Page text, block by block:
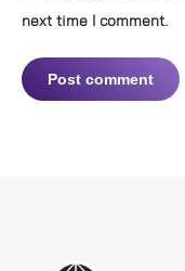
next time I comment.
Post comment